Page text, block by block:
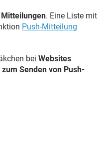
Mitteilungen. Eine Liste mit
Push-Mitteilung
bei Websites
Senden von Push-